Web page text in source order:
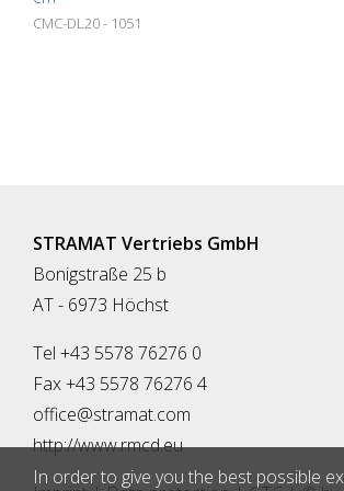
CMC-DL20 - 1051
STRAMAT Vertriebs GmbH
Bonigstraße 25 b
AT - 6973 Höchst
Tel +43 5578 76276 0
Fax +43 5578 76276 4
office@stramat.com
http://www.rmcd.eu
In order to give you the best possible